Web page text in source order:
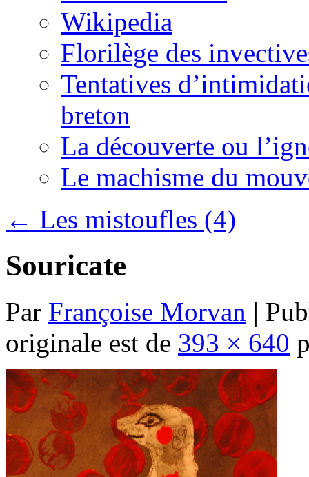
Wikipedia
Florilège des
Tentatives
breton
La découverte ou
Le machisme du
← Les mistoufles (4)
Souricate
Par Françoise Morvan |
originale est de 393 × 640